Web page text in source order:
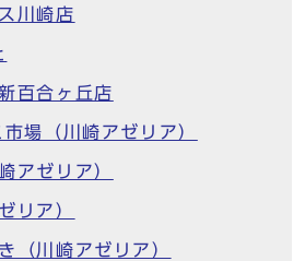
川崎店
百合ヶ丘店
場（川崎アゼリア）
アゼリア）
リア）
（川崎アゼリア）